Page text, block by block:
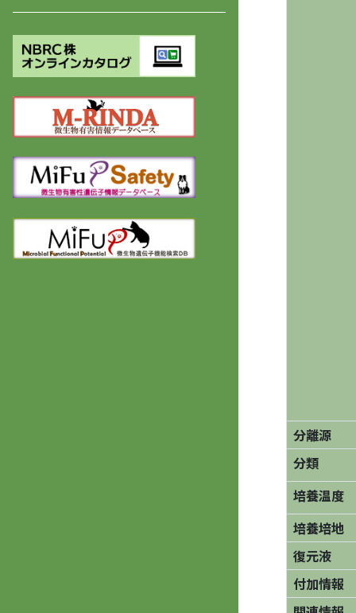
分離源
分類
培養温度
培養培地
復元液
付加情報